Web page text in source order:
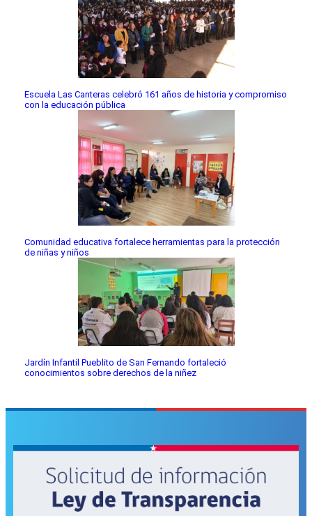
Escuela Las Canteras celebró 161 años de historia y compromiso
con la educación pública
Comunidad educativa fortalece herramientas para la protección
de niñas y niños
Jardín Infantil Pueblito de San Fernando fortaleció
conocimientos sobre derechos de la niñez